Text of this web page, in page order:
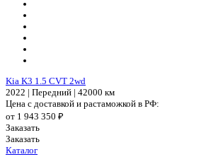
Kia K3 1.5 CVT 2wd
2022 | Передний | 42000 км
Цена с доставкой и растаможкой в РФ:
от 1 943 350 ₽
Заказать
Заказать
Каталог